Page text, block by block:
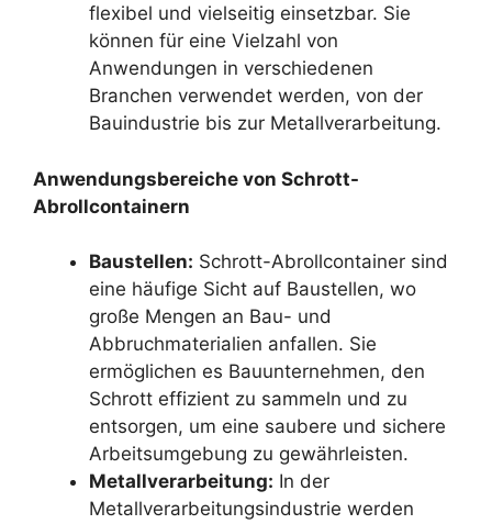
flexibel und vielseitig einsetzbar. Sie
können für eine Vielzahl von
Anwendungen in verschiedenen
Branchen verwendet werden, von der
Bauindustrie bis zur Metallverarbeitung.
Anwendungsbereiche von Schrott-
Abrollcontainern
Baustellen: Schrott-Abrollcontainer sind
eine häufige Sicht auf Baustellen, wo
große Mengen an Bau- und
Abbruchmaterialien anfallen. Sie
ermöglichen es Bauunternehmen, den
Schrott effizient zu sammeln und zu
entsorgen, um eine saubere und sichere
Arbeitsumgebung zu gewährleisten.
Metallverarbeitung: In der
Metallverarbeitungsindustrie werden